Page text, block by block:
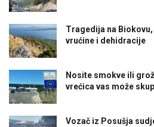
Tragedija na
vrućine i dehidracije
Nosite smokve ili
vrećica vas može
Vozač iz Posušja